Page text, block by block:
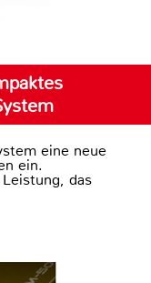
eine neue
ein.
das